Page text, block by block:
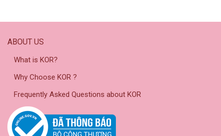
ABOUT US
What is KOR?
Why Choose KOR ?
Frequently Asked Questions about KOR